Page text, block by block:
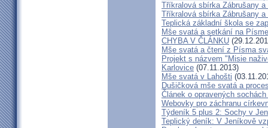
Tříkralová sbírka Zábrušany a
Tříkralová sbírka Zábrušany a
Teplická základní škola se
Mše svatá a setkání na
CHYBA V ČLÁNKU
Mše svatá a čtení z Písma
Projekt s názvem "Misie
Karlovice (07.11.2013)
Mše svatá v Lahošti
Dušičková mše svatá a
Článek o opravených
Webovky pro záchranu
Týdeník 5 plus 2: Sochy v
Teplický deník: V Jeníkově